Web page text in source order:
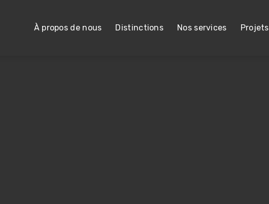
À propos de nous Distinctions Nos services Projets